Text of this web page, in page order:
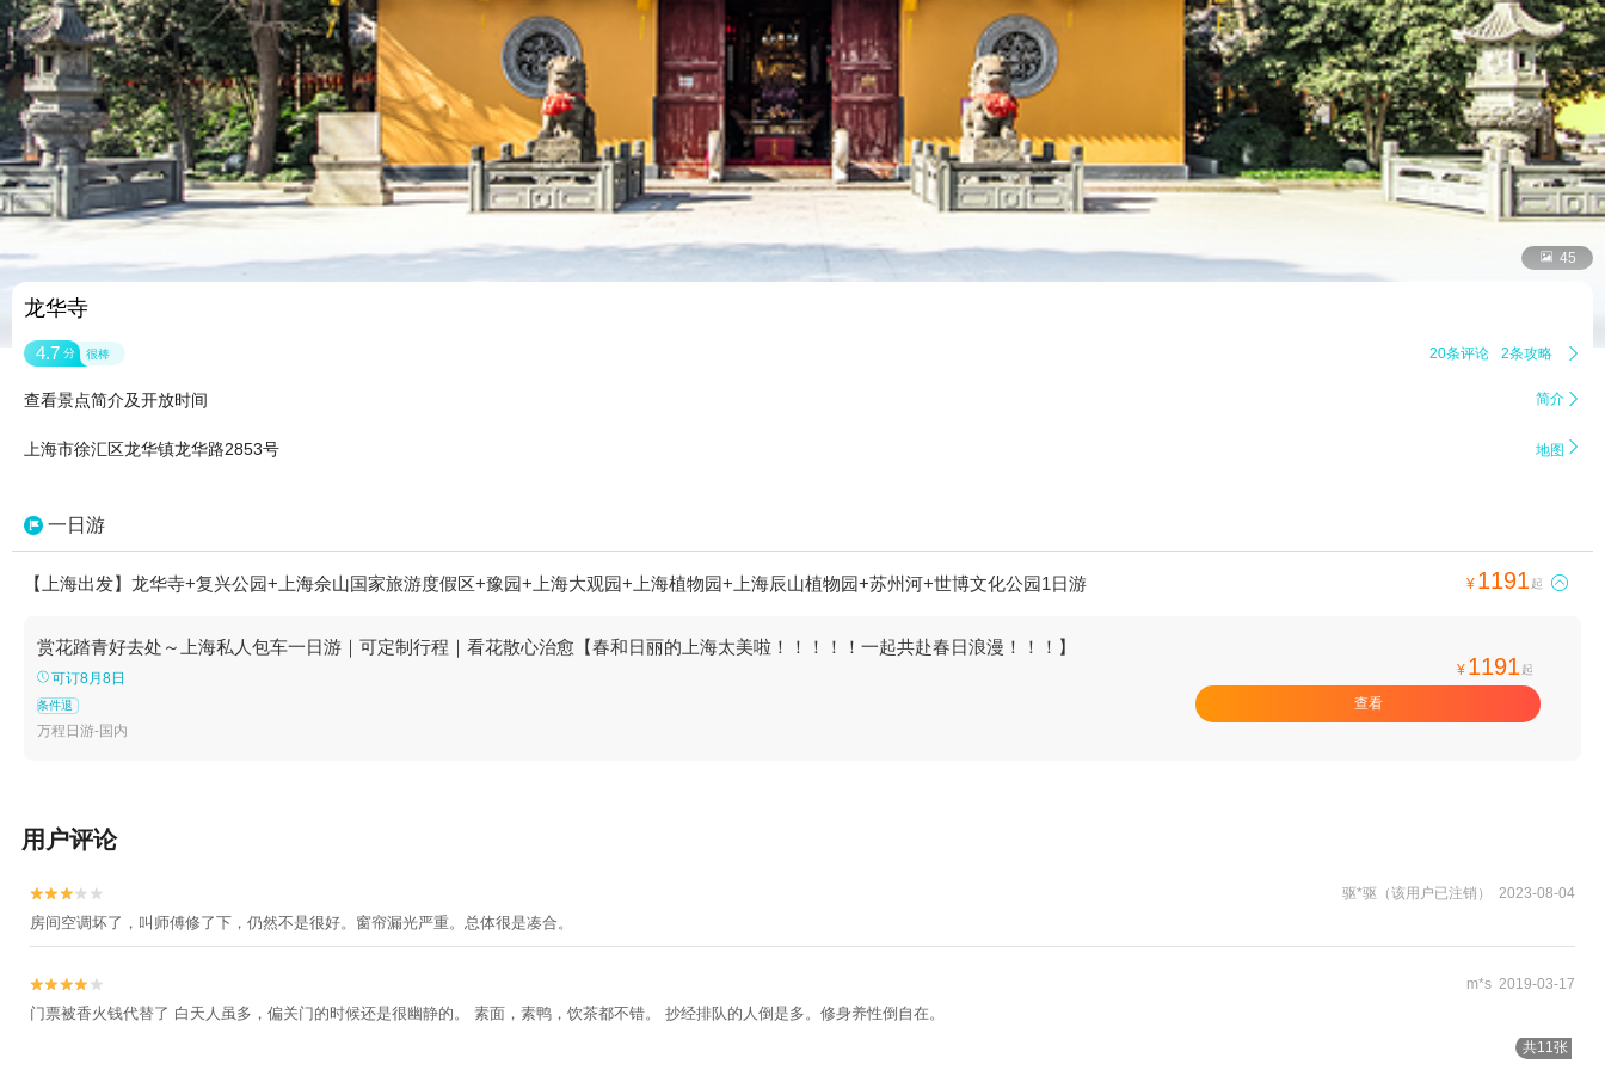
 45
龙华寺
4.7 分 很棒 20条评论 2条攻略 
查看景点简介及开放时间 简介 
上海市徐汇区龙华镇龙华路2853号 地图 
一日游
【上海出发】龙华寺+复兴公园+上海佘山国家旅游度假区+豫园+上海大观园+上海植物园+上海辰山植物园+苏州河+世博文化公园1日游 ¥ 1191 起 
赏花踏青好去处～上海私人包车一日游｜可定制行程｜看花散心治愈【春和日丽的上海太美啦！！！！！一起共赴春日浪漫！！！】
可订8月8日
条件退
万程日游-国内
¥ 1191 起
查看
用户评论

 驱*驱（该用户已注销） 2023-08-04
房间空调坏了，叫师傅修了下，仍然不是很好。窗帘漏光严重。总体很是凑合。

 m*s 2019-03-17
门票被香火钱代替了 白天人虽多，偏关门的时候还是很幽静的。 素面，素鸭，饮茶都不错。 抄经排队的人倒是多。修身养性倒自在。
共11张